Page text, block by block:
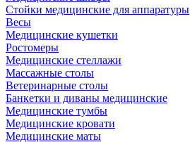
Стойки медицинские для аппаратуры
Весы
Медицинские кушетки
Ростомеры
Медицинские стеллажи
Массажные столы
Ветеринарные столы
Банкетки и диваны медицинские
Медицинские тумбы
Медицинские кровати
Медицинские маты